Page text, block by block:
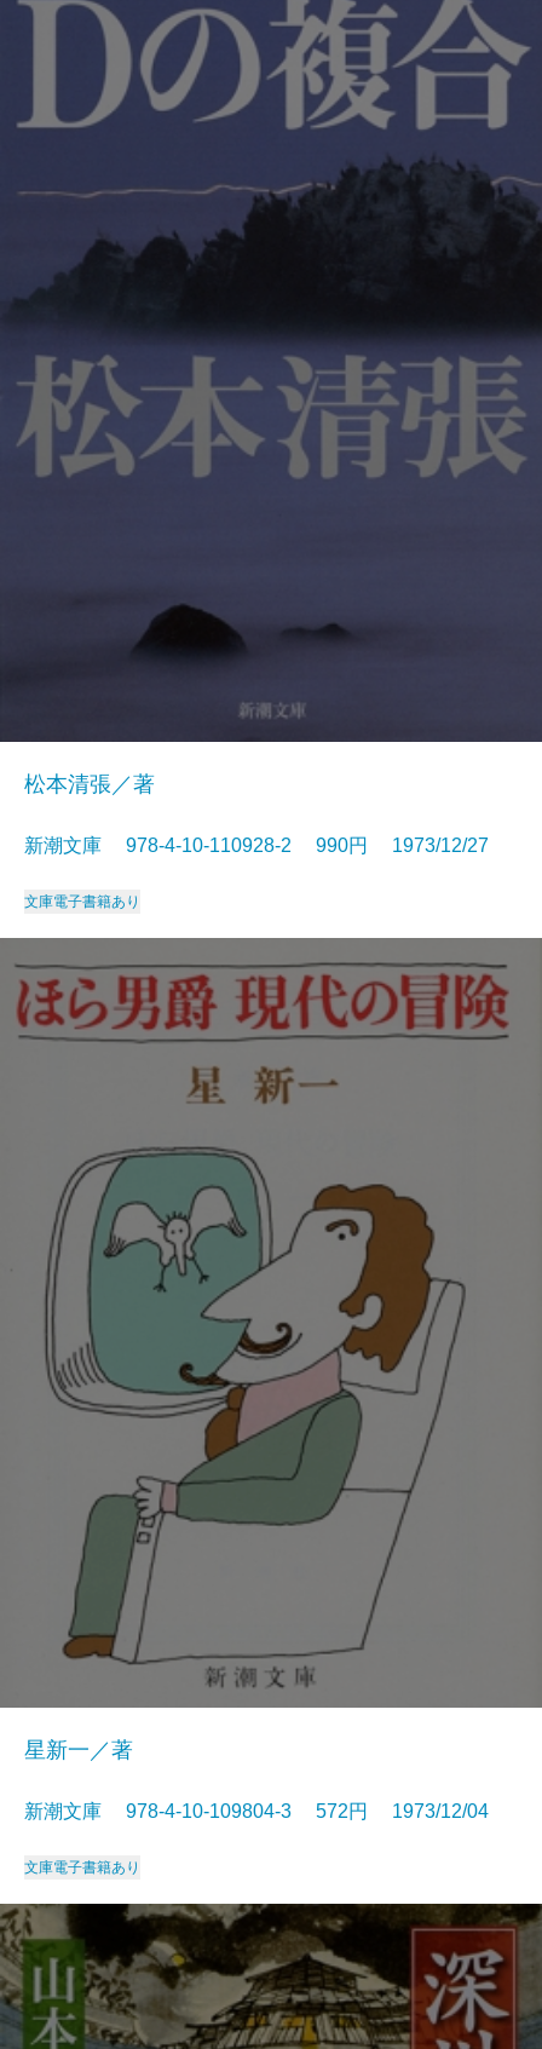
松本清張／著
新潮文庫 978-4-10-110928-2 990円 1973/12/27
文庫電子書籍あり
星新一／著
新潮文庫 978-4-10-109804-3 572円 1973/12/04
文庫電子書籍あり